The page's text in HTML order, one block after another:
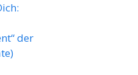
der